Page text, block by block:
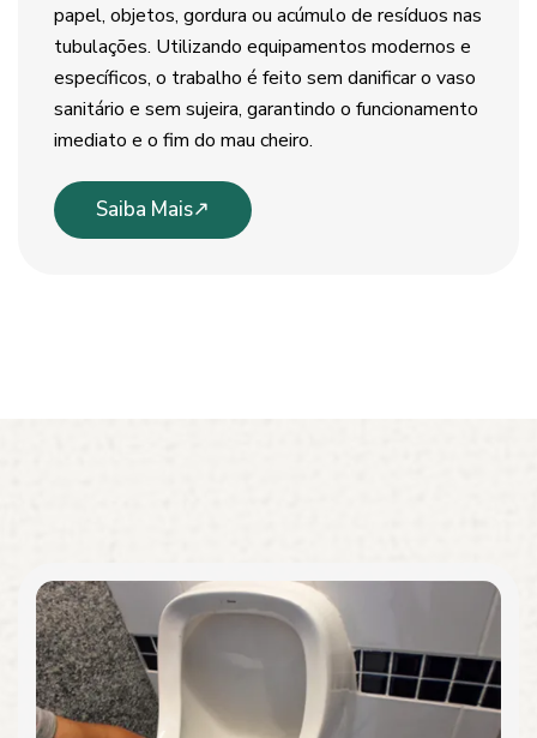
papel, objetos, gordura ou acúmulo de resíduos nas
tubulações. Utilizando equipamentos modernos e
específicos, o trabalho é feito sem danificar o vaso
sanitário e sem sujeira, garantindo o funcionamento
imediato e o fim do mau cheiro.
Saiba Mais